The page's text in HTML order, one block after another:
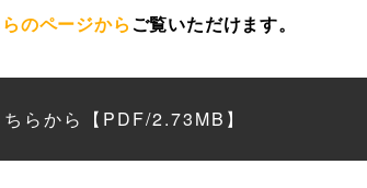
のページからご覧いただけます。
らから【PDF/2.73MB】